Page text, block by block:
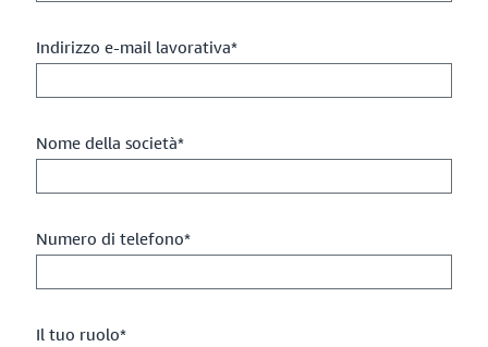
Indirizzo e-mail lavorativa*
Nome della società*
Numero di telefono*
Il tuo ruolo*